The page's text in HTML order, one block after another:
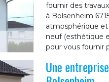
fournir des
à Bolsenheim
atmosphérique
neuf (esthétique
pour vous fournir
Une